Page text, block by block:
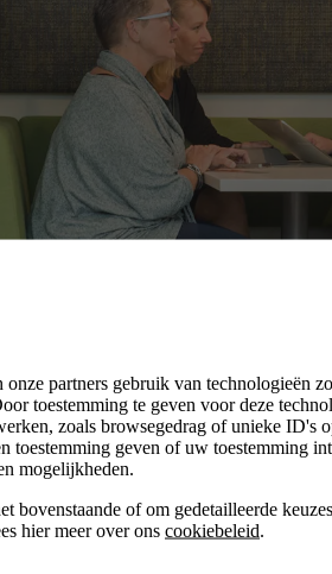
partners gebruik van technologieën
toestemming te geven voor deze
zoals browsegedrag of unieke ID's
toestemming geven of uw toestemming
mogelijkheden.
bovenstaande of om gedetailleerde
hier meer over ons cookiebeleid.